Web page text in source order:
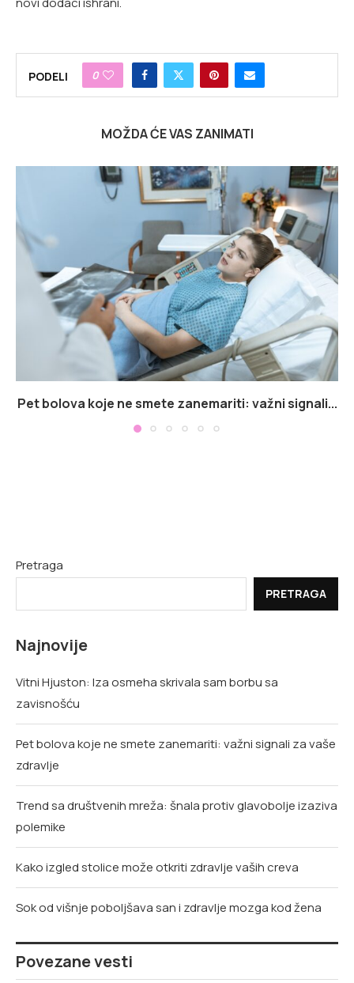
PODELI 0
MOŽDA ĆE VAS ZANIMATI
Pet bolova koje ne smete zanemariti: važni signali...
Pretraga
PRETRAGA
Najnovije
Vitni Hjuston: Iza osmeha skrivala sam borbu sa
zavisnošću
Pet bolova koje ne smete zanemariti: važni signali za vaše
zdravlje
Trend sa društvenih mreža: šnala protiv glavobolje izaziva
polemike
Kako izgled stolice može otkriti zdravlje vaših creva
Sok od višnje poboljšava san i zdravlje mozga kod žena
Povezane vesti